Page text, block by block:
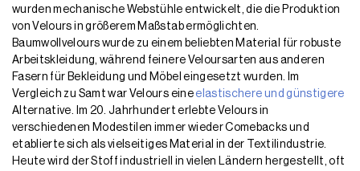
wurden mechanische Webstühle entwickelt, die die Produktion
von Velours in größerem Maßstab ermöglichten.
Baumwollvelours wurde zu einem beliebten Material für robuste
Arbeitskleidung, während feinere Veloursarten aus anderen
Fasern für Bekleidung und Möbel eingesetzt wurden. Im
Vergleich zu Samt war Velours eine elastischere und günstigere
Alternative. Im 20. Jahrhundert erlebte Velours in
verschiedenen Modestilen immer wieder Comebacks und
etablierte sich als vielseitiges Material in der Textilindustrie.
Heute wird der Stoff industriell in vielen Ländern hergestellt, oft